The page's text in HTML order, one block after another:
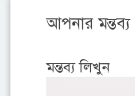
আপনার মন্তব্য
মন্তব্য লিখুন